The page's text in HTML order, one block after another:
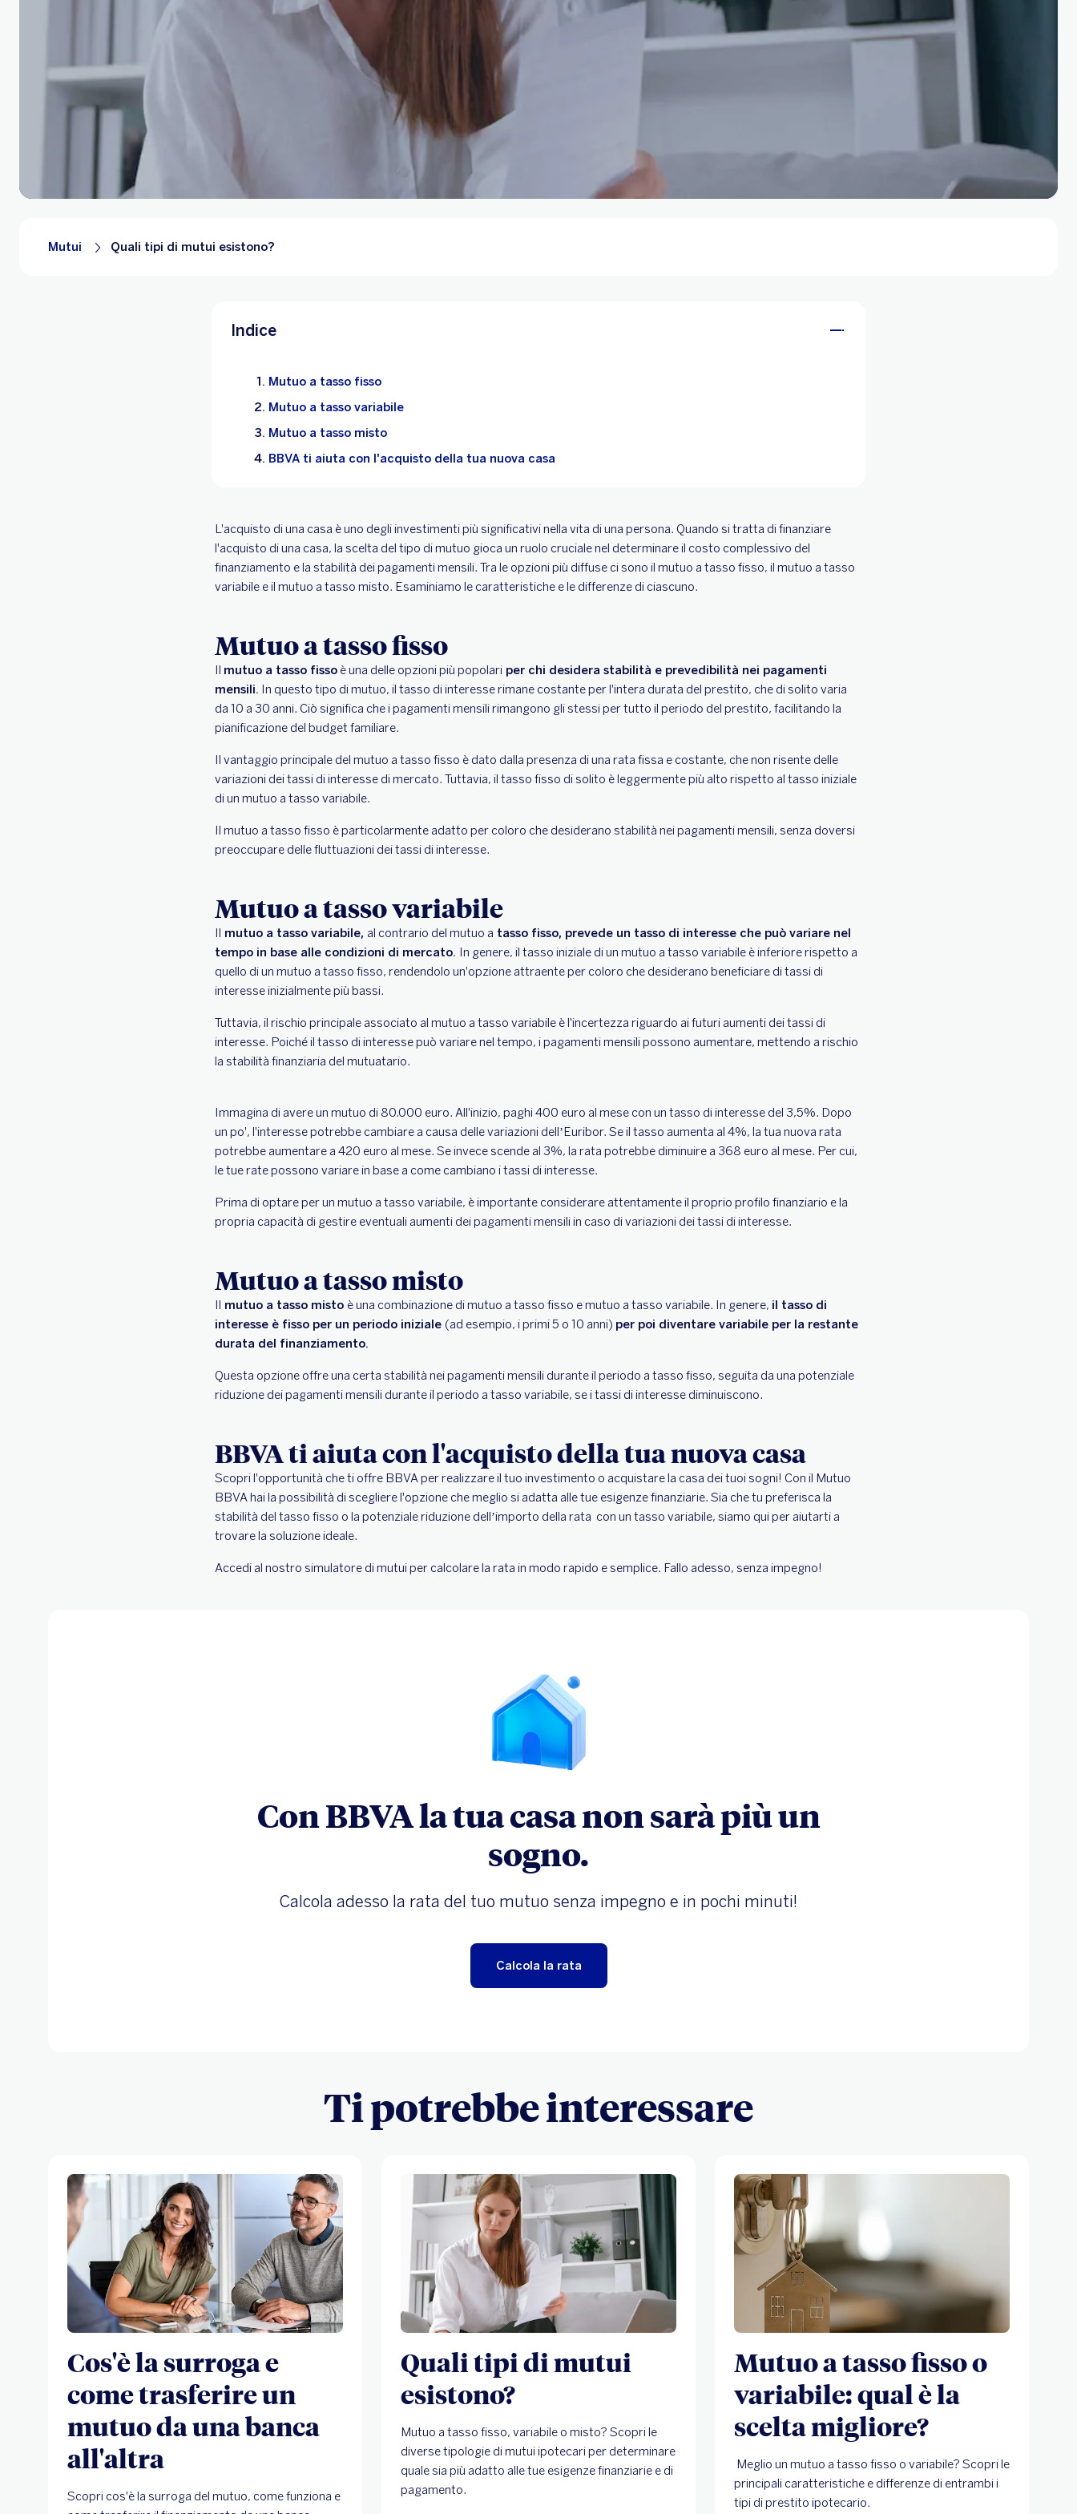
Mutui Quali tipi di mutui esistono?
Indice
Mutuo a tasso fisso
Mutuo a tasso variabile
Mutuo a tasso misto
BBVA ti aiuta con l'acquisto della tua nuova casa
L'acquisto di una casa è uno degli investimenti più significativi nella vita di una persona. Quando si tratta di finanziare
l'acquisto di una casa, la scelta del tipo di mutuo gioca un ruolo cruciale nel determinare il costo complessivo del
finanziamento e la stabilità dei pagamenti mensili. Tra le opzioni più diffuse ci sono il mutuo a tasso fisso, il mutuo a tasso
variabile e il mutuo a tasso misto. Esaminiamo le caratteristiche e le differenze di ciascuno.
Mutuo a tasso fisso
Il mutuo a tasso fisso è una delle opzioni più popolari per chi desidera stabilità e prevedibilità nei pagamenti
mensili. In questo tipo di mutuo, il tasso di interesse rimane costante per l'intera durata del prestito, che di solito varia
da 10 a 30 anni. Ciò significa che i pagamenti mensili rimangono gli stessi per tutto il periodo del prestito, facilitando la
pianificazione del budget familiare.
Il vantaggio principale del mutuo a tasso fisso è dato dalla presenza di una rata fissa e costante, che non risente delle
variazioni dei tassi di interesse di mercato. Tuttavia, il tasso fisso di solito è leggermente più alto rispetto al tasso iniziale
di un mutuo a tasso variabile.
Il mutuo a tasso fisso è particolarmente adatto per coloro che desiderano stabilità nei pagamenti mensili, senza doversi
preoccupare delle fluttuazioni dei tassi di interesse.
Mutuo a tasso variabile
Il mutuo a tasso variabile, al contrario del mutuo a tasso fisso, prevede un tasso di interesse che può variare nel
tempo in base alle condizioni di mercato. In genere, il tasso iniziale di un mutuo a tasso variabile è inferiore rispetto a
quello di un mutuo a tasso fisso, rendendolo un'opzione attraente per coloro che desiderano beneficiare di tassi di
interesse inizialmente più bassi.
Tuttavia, il rischio principale associato al mutuo a tasso variabile è l'incertezza riguardo ai futuri aumenti dei tassi di
interesse. Poiché il tasso di interesse può variare nel tempo, i pagamenti mensili possono aumentare, mettendo a rischio
la stabilità finanziaria del mutuatario.
Immagina di avere un mutuo di 80.000 euro. All'inizio, paghi 400 euro al mese con un tasso di interesse del 3,5%. Dopo
un po', l'interesse potrebbe cambiare a causa delle variazioni dell’Euribor. Se il tasso aumenta al 4%, la tua nuova rata
potrebbe aumentare a 420 euro al mese. Se invece scende al 3%, la rata potrebbe diminuire a 368 euro al mese. Per cui,
le tue rate possono variare in base a come cambiano i tassi di interesse.
Prima di optare per un mutuo a tasso variabile, è importante considerare attentamente il proprio profilo finanziario e la
propria capacità di gestire eventuali aumenti dei pagamenti mensili in caso di variazioni dei tassi di interesse.
Mutuo a tasso misto
Il mutuo a tasso misto è una combinazione di mutuo a tasso fisso e mutuo a tasso variabile. In genere, il tasso di
interesse è fisso per un periodo iniziale (ad esempio, i primi 5 o 10 anni) per poi diventare variabile per la restante
durata del finanziamento.
Questa opzione offre una certa stabilità nei pagamenti mensili durante il periodo a tasso fisso, seguita da una potenziale
riduzione dei pagamenti mensili durante il periodo a tasso variabile, se i tassi di interesse diminuiscono.
BBVA ti aiuta con l'acquisto della tua nuova casa
Scopri l'opportunità che ti offre BBVA per realizzare il tuo investimento o acquistare la casa dei tuoi sogni! Con il Mutuo
BBVA hai la possibilità di scegliere l'opzione che meglio si adatta alle tue esigenze finanziarie. Sia che tu preferisca la
stabilità del tasso fisso o la potenziale riduzione dell’importo della rata con un tasso variabile, siamo qui per aiutarti a
trovare la soluzione ideale.
Accedi al nostro simulatore di mutui per calcolare la rata in modo rapido e semplice. Fallo adesso, senza impegno!
Con BBVA la tua casa non sarà più un
sogno.
Calcola adesso la rata del tuo mutuo senza impegno e in pochi minuti!
Calcola la rata
Ti potrebbe interessare
Cos'è la surroga e
come trasferire un
mutuo da una banca
all'altra
Scopri cos'è la surroga del mutuo, come funziona e
Quali tipi di mutui
esistono?
Mutuo a tasso fisso, variabile o misto? Scopri le
diverse tipologie di mutui ipotecari per determinare
quale sia più adatto alle tue esigenze finanziarie e di
pagamento.
Mutuo a tasso fisso o
variabile: qual è la
scelta migliore?
Meglio un mutuo a tasso fisso o variabile? Scopri le
principali caratteristiche e differenze di entrambi i
tipi di prestito ipotecario.